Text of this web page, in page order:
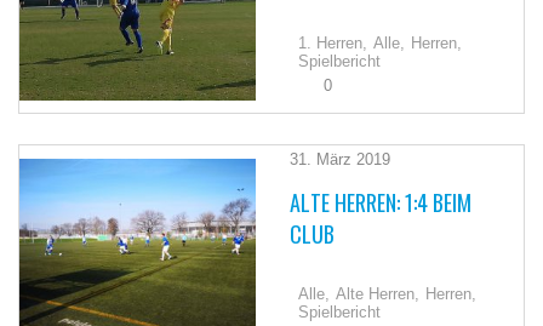
1. Herren, Alle, Herren,
Spielbericht
0
31. März 2019
ALTE HERREN: 1:4 BEIM
CLUB
Alle, Alte Herren, Herren,
Spielbericht